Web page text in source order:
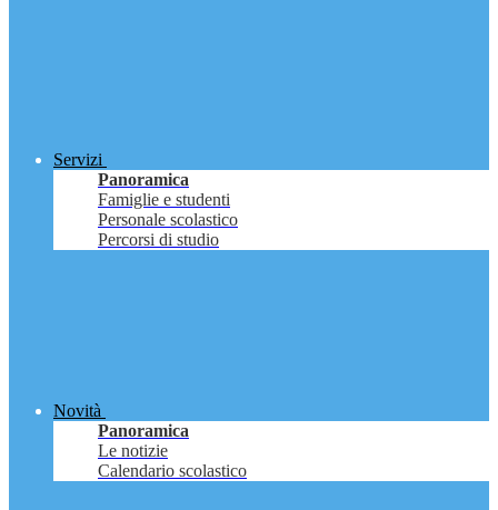
Servizi
Panoramica
Famiglie e studenti
Personale scolastico
Percorsi di studio
Novità
Panoramica
Le notizie
Calendario scolastico